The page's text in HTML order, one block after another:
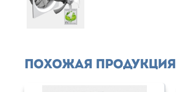
Похожая продукция